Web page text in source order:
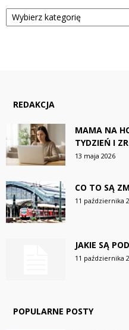
Kategorie
REDAKCJA
MAMA NA
TYDZIEŃ I
13 maja 2026
CO TO SĄ
11 października
JAKIE SĄ
11 października
POPULARNE POSTY